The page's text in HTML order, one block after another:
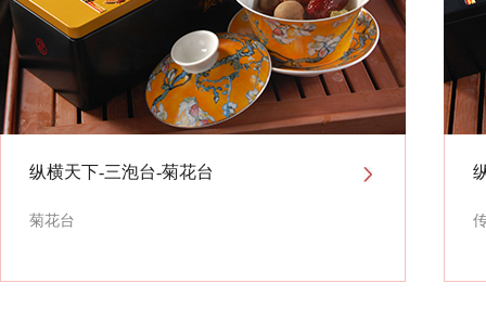
纵横天下-三泡台-菊花台
菊花台